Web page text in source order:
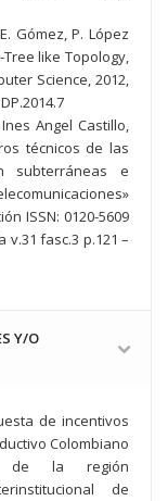
Gómez, P. López
Tree like Topology,
Science, 2012,
Angel Castillo,
técnicos de las
subterráneas e
ISSN: 0120-5609
fasc.3 p.121 –
Y/O
de incentivos
Colombiano
de la región
de